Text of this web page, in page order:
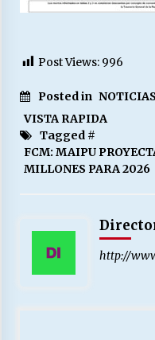
Post Views: 996
Posted in
VISTA RAPIDA
Tagged #
FCM: MAIPU
MILLONES PARA 2026
http://